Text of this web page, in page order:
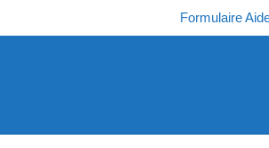
au
Formulaire